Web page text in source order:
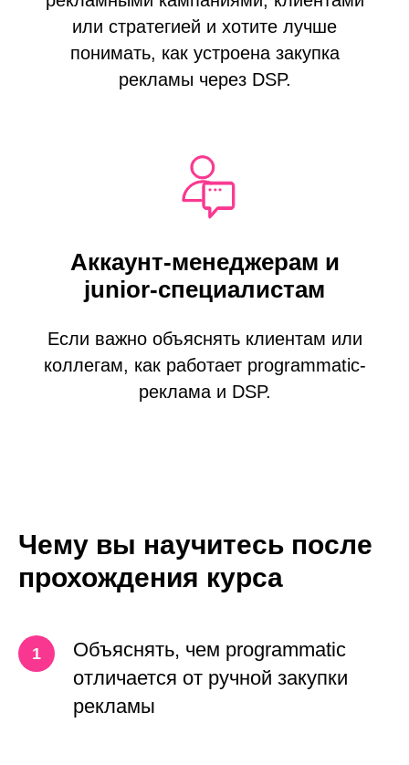
или стратегией и хотите лучше
понимать, как устроена закупка
рекламы через DSP.
Аккаунт-менеджерам и
junior-специалистам
Если важно объяснять клиентам или
коллегам, как работает programmatic-
реклама и DSP.
Чему вы научитесь после
прохождения курса
Объяснять, чем programmatic
отличается от ручной закупки
рекламы